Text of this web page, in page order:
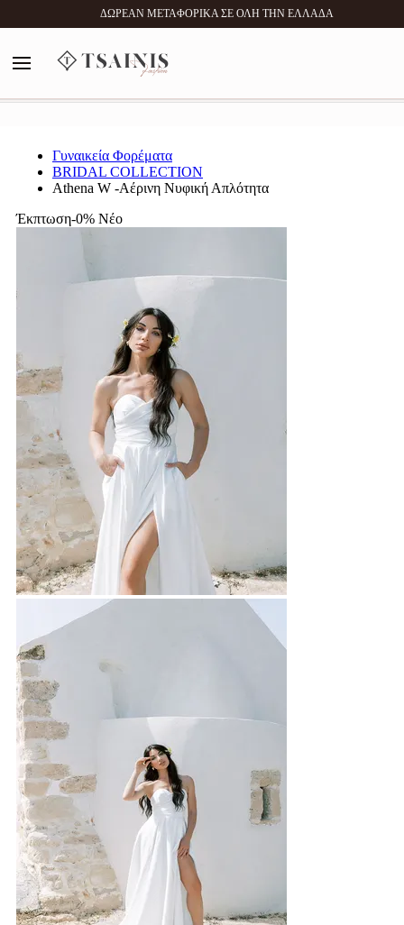
ΔΩΡΕΑΝ ΜΕΤΑΦΟΡΙΚΑ ΣΕ ΟΛΗ ΤΗΝ ΕΛΛΑΔΑ
MENU
Γυναικεία Φορέματα
BRIDAL COLLECTION
Athena W -Αέρινη Νυφική Απλότητα
Έκπτωση-0% Νέο